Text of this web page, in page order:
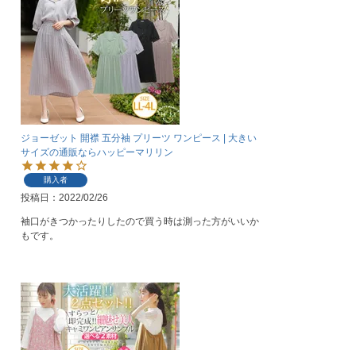
ジョーゼット 開襟 五分袖 プリーツ ワンピース | 大きい
サイズの通販ならハッピーマリリン
購入者
投稿日 2022/02/26
袖口がきつかったりしたので買う時は測った方がいいか
もです。